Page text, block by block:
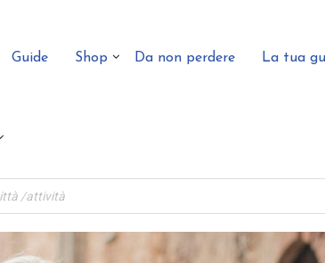
Guide Shop Da non perdere La tua